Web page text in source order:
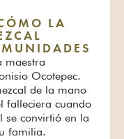
LA
maestra
Ocotepec.
de la mano
falleciera cuando
se convirtió en la
familia.